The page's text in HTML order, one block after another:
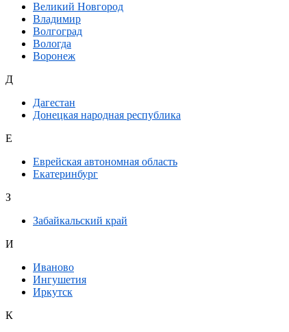
Великий Новгород
Владимир
Волгоград
Вологда
Воронеж
Д
Дагестан
Донецкая народная республика
Е
Еврейская автономная область
Екатеринбург
З
Забайкальский край
И
Иваново
Ингушетия
Иркутск
К